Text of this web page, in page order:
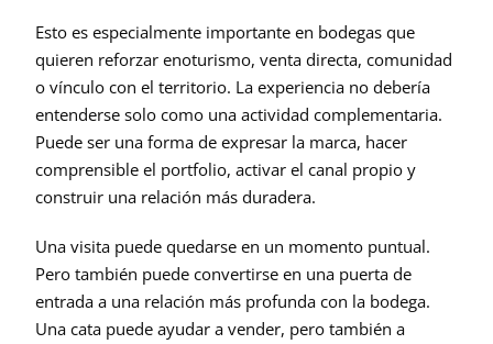
Esto es especialmente importante en bodegas que
quieren reforzar enoturismo, venta directa, comunidad
o vínculo con el territorio. La experiencia no debería
entenderse solo como una actividad complementaria.
Puede ser una forma de expresar la marca, hacer
comprensible el portfolio, activar el canal propio y
construir una relación más duradera.
Una visita puede quedarse en un momento puntual.
Pero también puede convertirse en una puerta de
entrada a una relación más profunda con la bodega.
Una cata puede ayudar a vender, pero también a